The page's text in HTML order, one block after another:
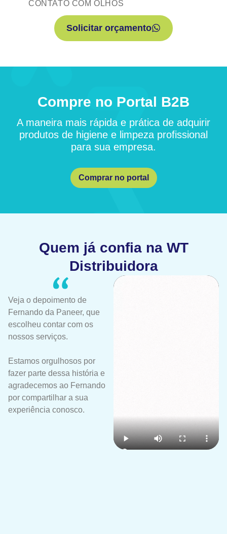
CONTATO COM OLHOS
Solicitar orçamento
Compre no Portal B2B
A maneira mais rápida e prática de adquirir
produtos de higiene e limpeza profissional
para sua empresa.
Comprar no portal
Quem já confia na WT
Distribuidora
Veja o depoimento de
Fernando da Paneer, que
escolheu contar com os
nossos serviços.
Estamos orgulhosos por
fazer parte dessa história e
agradecemos ao Fernando
por compartilhar a sua
experiência conosco.